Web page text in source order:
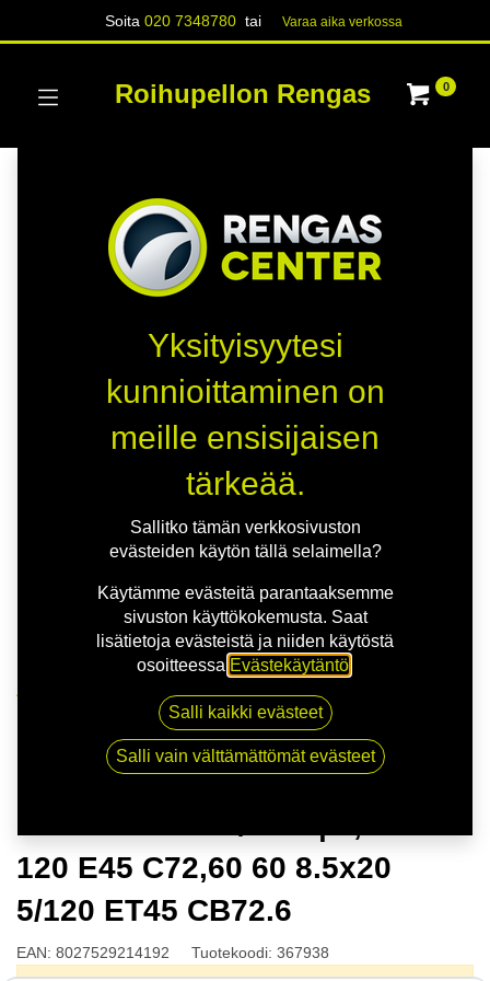
Soita020 7348780 tai Varaa aika verk​​​​ossa
Roihupellon Rengas 0
MSW 75 G.BLK/POL | 8,5X20 5-120 E45 C72,60 60
8.5x20 5/120 ET45 CB72.6
120 E45 C72,60 60 8.5x20
5/120 ET45 CB72.6
EAN: 8027529214192 Tuotekoodi: 367938
Yksityisyytesi
kunnioittaminen on
meille ensisijaisen
tärkeää.
Sallitko tämän verkkosivuston
evästeiden käytön tällä selaimella?
Käytämme evästeitä parantaaksemme
sivuston käyttökokemusta. Saat
lisätietoja evästeistä ja niiden käytöstä
osoitteessa Evästekäytäntö
Salli kaikki evästeet
Salli vain välttämättömät evästeet